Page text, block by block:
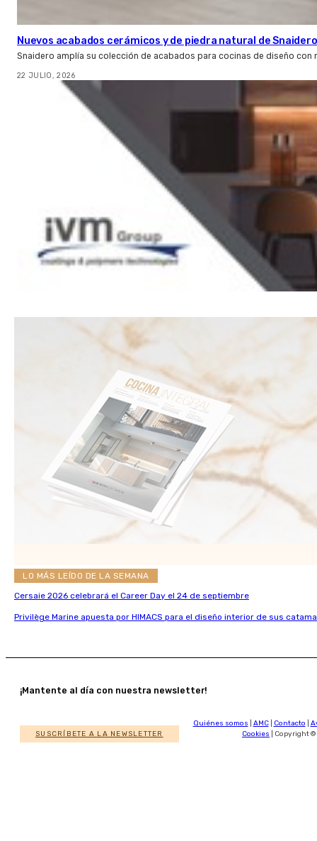
Nuevos acabados cerámicos y de piedra natural de Snaidero
Snaidero amplía su colección de acabados para cocinas de diseño
22 JULIO, 2026
LO MÁS LEÍDO DE LA SEMANA
Cersaie 2026 celebrará el Career Day el 24 de septiembre
Privilège Marine apuesta por HIMACS para el diseño interior de sus
¡Mantente al día con nuestra newsletter!
SUSCRÍBETE A LA NEWSLETTER
Quiénes somos AMC| Contacto
Cookies | Copyright